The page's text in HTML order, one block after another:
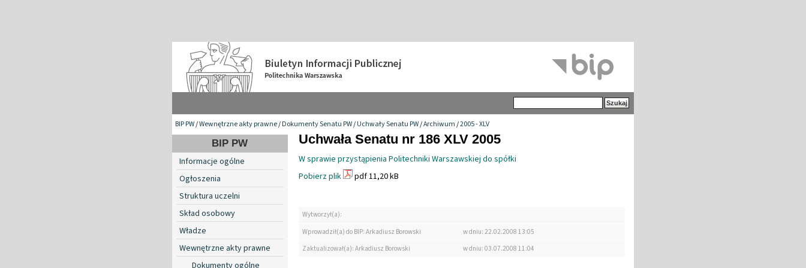
BIP PW/Wewnętrzne akty prawne/Dokumenty Senatu PW/Uchwały Senatu PW/Archiwum/2005 - XLV
BIP PW
Informacje ogólne
Ogłoszenia
Struktura uczelni
Skład osobowy
Władze
Wewnętrzne akty prawne
Dokumenty ogólne
Uchwała Senatu nr 186 XLV 2005
W sprawie przystąpienia Politechniki Warszawskiej do spółki
Pobierz plik
pdf 11,20 kB
Wytworzył(a):
Wprowadził(a) do BIP: Arkadiusz Borowski
w dniu: 22.02.2008 13:05
Zaktualizował(a): Arkadiusz Borowski
w dniu: 03.07.2008 11:04